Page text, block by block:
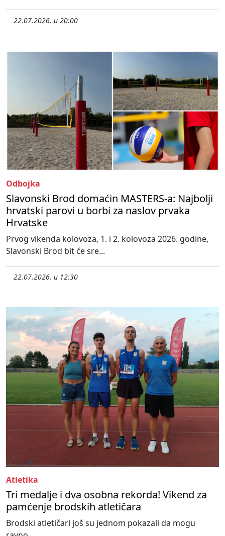
22.07.2026. u 20:00
Odbojka
Slavonski Brod domaćin MASTERS-a: Najbolji
hrvatski parovi u borbi za naslov prvaka
Hrvatske
Prvog vikenda kolovoza, 1. i 2. kolovoza 2026. godine,
Slavonski Brod bit će sre...
22.07.2026. u 12:30
Atletika
Tri medalje i dva osobna rekorda! Vikend za
pamćenje brodskih atletičara
Brodski atletičari još su jednom pokazali da mogu